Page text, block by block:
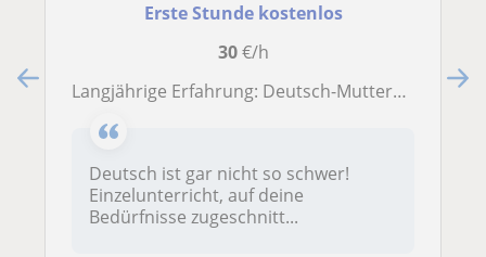
Erste Stunde kostenlos
30€/h
Langjährige Erfahrung: Deutsch-Muttersprachler unterrichtet Deutsch als Fremdsprache. Online und Präsenz im Raum Bamberg.
Deutsch ist gar nicht so schwer!
Einzelunterricht, auf deine
Bedürfnisse zugeschnitt...